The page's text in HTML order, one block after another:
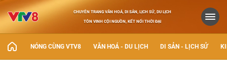
CHUYÊN TRANG VĂN HOÁ, DI SẢN, LỊCH SỬ, DU LỊCH
TÔN VINH CỘI NGUỒN, KẾT NỐI THỜI ĐẠI
NÓNG CÙNG VTV8 VĂN HOÁ - DU LỊCH DI SẢN - LỊCH SỬ